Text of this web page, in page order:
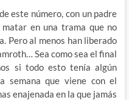
este número, con un padre
en una trama que no
Pero al menos han liberado
Sea como sea el final
si todo esto tenía algún
semana que viene con el
enajenada en la que jamás